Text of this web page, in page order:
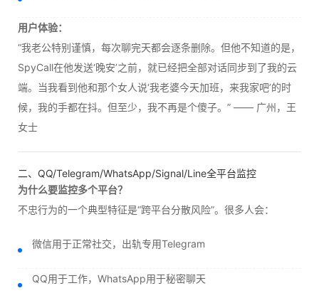
用户体验：
“我老公特别谨慎，每次聊完天都会逐条删除。但他不知道的是，
SpyCall在他发送‘晚安’之前，就已经把全部对话同步到了我的云
端。当我看到他和那个女人说‘我老婆今天加班，来我家吧’的时
候，我的手都在抖。但至少，我不再是个傻子。” —— 广州，王
女士
二、QQ/Telegram/WhatsApp/Signal/Line全平台监控
为什么要监控多个平台？
不忠行为的一个典型特征是“跨平台分散风险”。很多人会：
微信用于正常社交，出轨专用Telegram
QQ用于工作，WhatsApp用于秘密聊天